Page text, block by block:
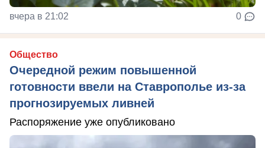
вчера в 21:02 0
Общество
Очередной режим повышенной
готовности ввели на Ставрополье из-за
прогнозируемых ливней
Распоряжение уже опубликовано